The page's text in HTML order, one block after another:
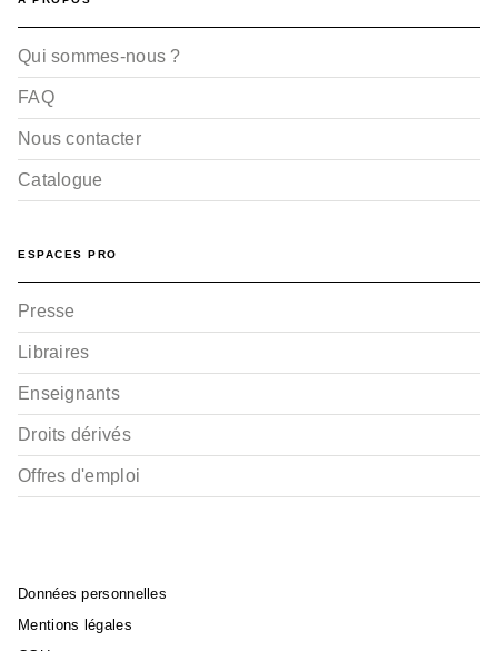
Qui sommes-nous ?
FAQ
Nous contacter
Catalogue
ESPACES PRO
Presse
Libraires
Enseignants
Droits dérivés
Offres d'emploi
Données personnelles
Mentions légales